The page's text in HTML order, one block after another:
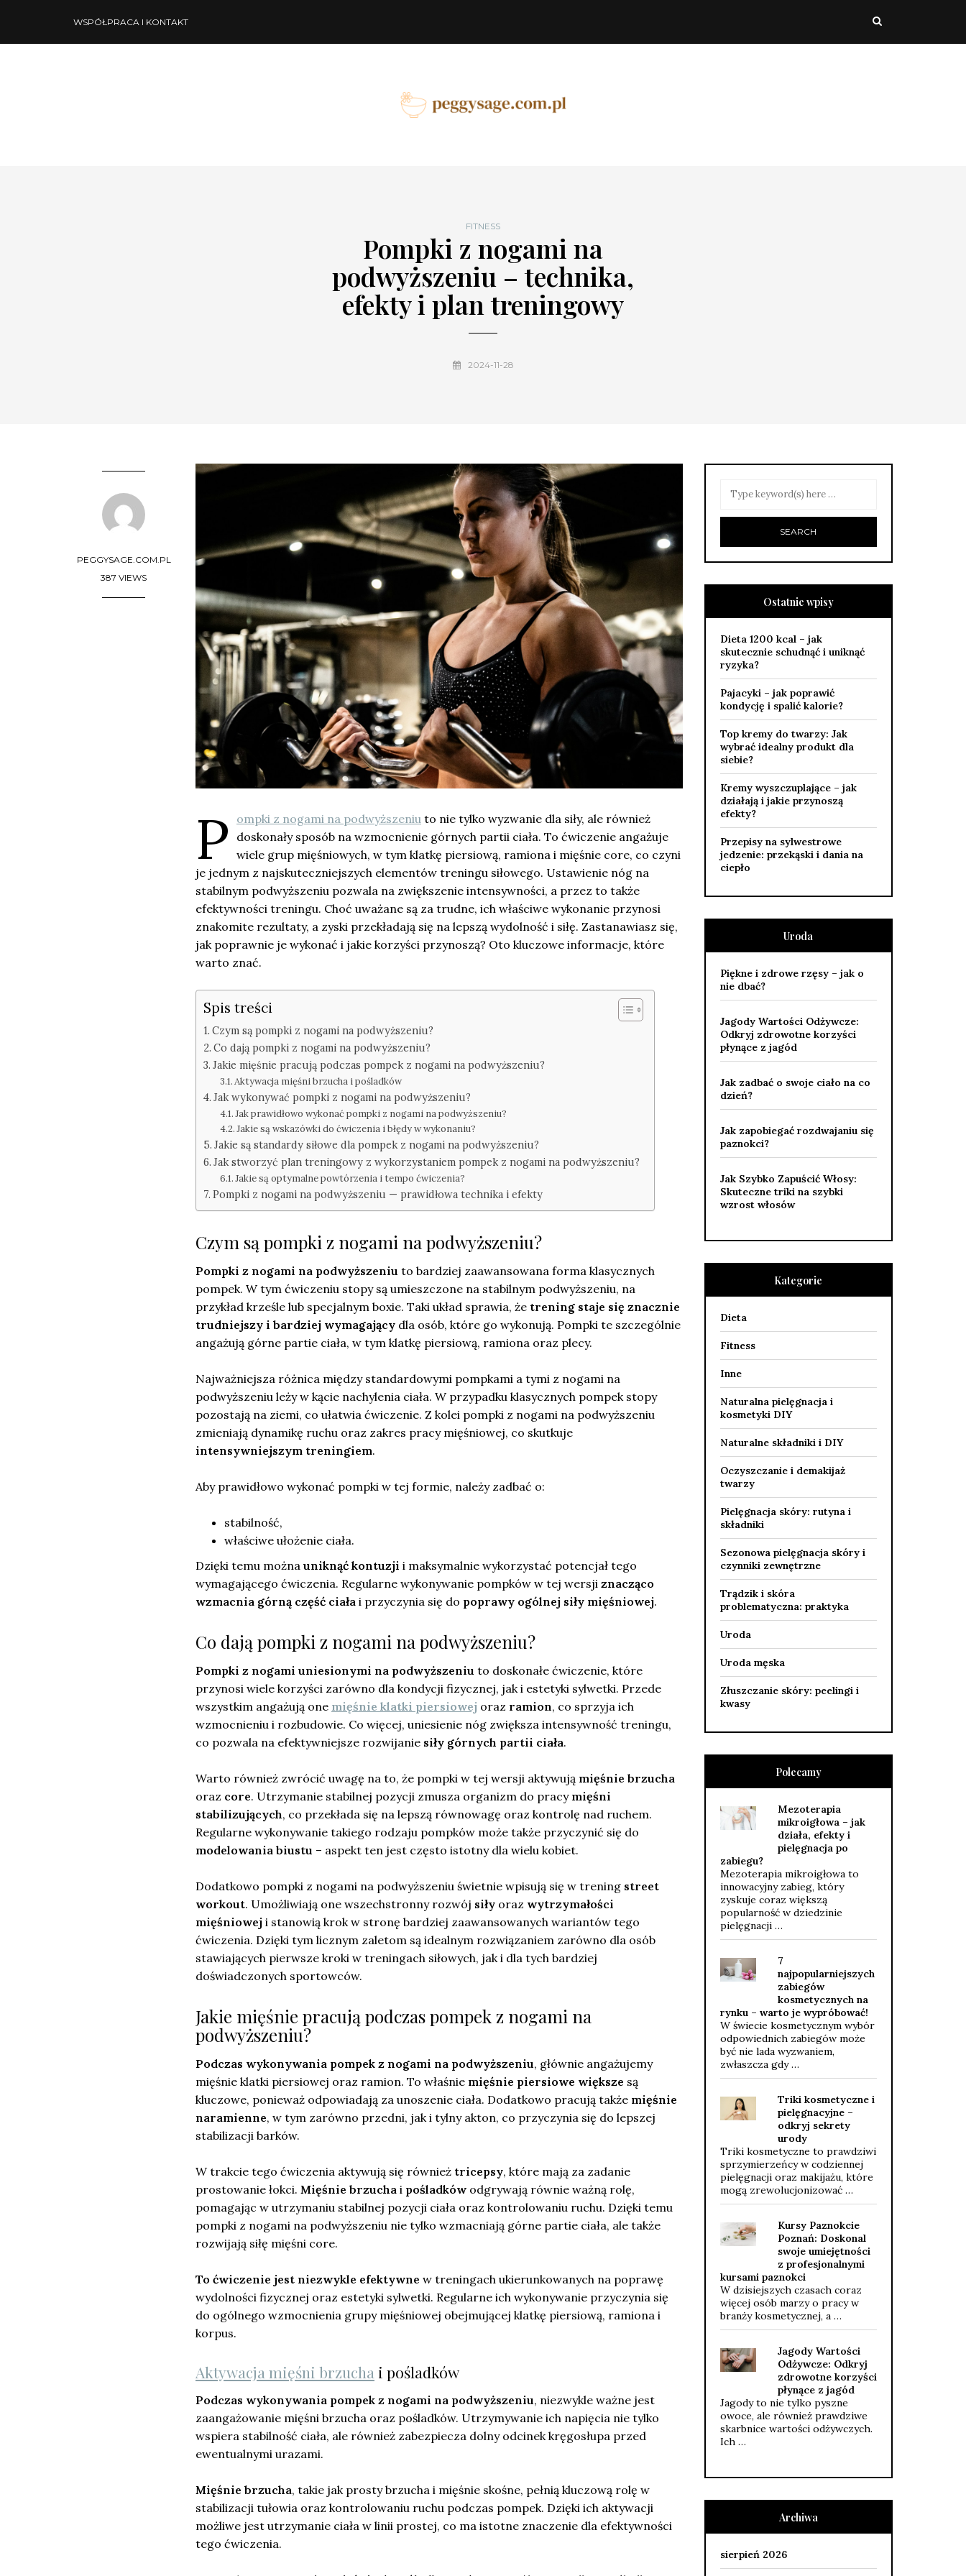
WSPÓŁPRACA I KONTAKT
FITNESS
Pompki z nogami na
podwyższeniu – technika,
efekty i plan treningowy
2024-11-28
PEGGYSAGE.COM.PL
387 VIEWS
P ompki z nogami na podwyższeniu to nie tylko wyzwanie dla siły, ale również
doskonały sposób na wzmocnienie górnych partii ciała. To ćwiczenie angażuje
wiele grup mięśniowych, w tym klatkę piersiową, ramiona i mięśnie core, co czyni
je jednym z najskuteczniejszych elementów treningu siłowego. Ustawienie nóg na
stabilnym podwyższeniu pozwala na zwiększenie intensywności, a przez to także
efektywności treningu. Choć uważane są za trudne, ich właściwe wykonanie przynosi
znakomite rezultaty, a zyski przekładają się na lepszą wydolność i siłę. Zastanawiasz się,
jak poprawnie je wykonać i jakie korzyści przynoszą? Oto kluczowe informacje, które
warto znać.
Spis treści
Czym są pompki z nogami na podwyższeniu?
Co dają pompki z nogami na podwyższeniu?
Jakie mięśnie pracują podczas pompek z nogami na podwyższeniu?
Aktywacja mięśni brzucha i pośladków
Jak wykonywać pompki z nogami na podwyższeniu?
Jak prawidłowo wykonać pompki z nogami na podwyższeniu?
Jakie są wskazówki do ćwiczenia i błędy w wykonaniu?
Jakie są standardy siłowe dla pompek z nogami na podwyższeniu?
Jak stworzyć plan treningowy z wykorzystaniem pompek z nogami na podwyższeniu?
Jakie są optymalne powtórzenia i tempo ćwiczenia?
Pompki z nogami na podwyższeniu — prawidłowa technika i efekty
Czym są pompki z nogami na podwyższeniu?
Pompki z nogami na podwyższeniu to bardziej zaawansowana forma klasycznych
pompek. W tym ćwiczeniu stopy są umieszczone na stabilnym podwyższeniu, na
przykład krześle lub specjalnym boxie. Taki układ sprawia, że trening staje się znacznie
trudniejszy i bardziej wymagający dla osób, które go wykonują. Pompki te szczególnie
angażują górne partie ciała, w tym klatkę piersiową, ramiona oraz plecy.
Najważniejsza różnica między standardowymi pompkami a tymi z nogami na
podwyższeniu leży w kącie nachylenia ciała. W przypadku klasycznych pompek stopy
pozostają na ziemi, co ułatwia ćwiczenie. Z kolei pompki z nogami na podwyższeniu
zmieniają dynamikę ruchu oraz zakres pracy mięśniowej, co skutkuje
intensywniejszym treningiem.
Aby prawidłowo wykonać pompki w tej formie, należy zadbać o:
stabilność,
właściwe ułożenie ciała.
Dzięki temu można uniknąć kontuzji i maksymalnie wykorzystać potencjał tego
wymagającego ćwiczenia. Regularne wykonywanie pompków w tej wersji znacząco
wzmacnia górną część ciała i przyczynia się do poprawy ogólnej siły mięśniowej.
Co dają pompki z nogami na podwyższeniu?
Pompki z nogami uniesionymi na podwyższeniu to doskonałe ćwiczenie, które
przynosi wiele korzyści zarówno dla kondycji fizycznej, jak i estetyki sylwetki. Przede
wszystkim angażują one mięśnie klatki piersiowej oraz ramion, co sprzyja ich
wzmocnieniu i rozbudowie. Co więcej, uniesienie nóg zwiększa intensywność treningu,
co pozwala na efektywniejsze rozwijanie siły górnych partii ciała.
Warto również zwrócić uwagę na to, że pompki w tej wersji aktywują mięśnie brzucha
oraz core. Utrzymanie stabilnej pozycji zmusza organizm do pracy mięśni
stabilizujących, co przekłada się na lepszą równowagę oraz kontrolę nad ruchem.
Regularne wykonywanie takiego rodzaju pompków może także przyczynić się do
modelowania biustu – aspekt ten jest często istotny dla wielu kobiet.
Dodatkowo pompki z nogami na podwyższeniu świetnie wpisują się w trening street
workout. Umożliwiają one wszechstronny rozwój siły oraz wytrzymałości
mięśniowej i stanowią krok w stronę bardziej zaawansowanych wariantów tego
ćwiczenia. Dzięki tym licznym zaletom są idealnym rozwiązaniem zarówno dla osób
stawiających pierwsze kroki w treningach siłowych, jak i dla tych bardziej
doświadczonych sportowców.
Jakie mięśnie pracują podczas pompek z nogami na
podwyższeniu?
Podczas wykonywania pompek z nogami na podwyższeniu, głównie angażujemy
mięśnie klatki piersiowej oraz ramion. To właśnie mięśnie piersiowe większe są
kluczowe, ponieważ odpowiadają za unoszenie ciała. Dodatkowo pracują także mięśnie
naramienne, w tym zarówno przedni, jak i tylny akton, co przyczynia się do lepszej
stabilizacji barków.
W trakcie tego ćwiczenia aktywują się również tricepsy, które mają za zadanie
prostowanie łokci. Mięśnie brzucha i pośladków odgrywają równie ważną rolę,
pomagając w utrzymaniu stabilnej pozycji ciała oraz kontrolowaniu ruchu. Dzięki temu
pompki z nogami na podwyższeniu nie tylko wzmacniają górne partie ciała, ale także
rozwijają siłę mięśni core.
To ćwiczenie jest niezwykle efektywne w treningach ukierunkowanych na poprawę
wydolności fizycznej oraz estetyki sylwetki. Regularne ich wykonywanie przyczynia się
do ogólnego wzmocnienia grupy mięśniowej obejmującej klatkę piersiową, ramiona i
korpus.
Aktywacja mięśni brzucha i pośladków
Podczas wykonywania pompek z nogami na podwyższeniu, niezwykle ważne jest
zaangażowanie mięśni brzucha oraz pośladków. Utrzymywanie ich napięcia nie tylko
wspiera stabilność ciała, ale również zabezpiecza dolny odcinek kręgosłupa przed
ewentualnymi urazami.
Mięśnie brzucha, takie jak prosty brzucha i mięśnie skośne, pełnią kluczową rolę w
stabilizacji tułowia oraz kontrolowaniu ruchu podczas pompek. Dzięki ich aktywacji
możliwe jest utrzymanie ciała w linii prostej, co ma istotne znaczenie dla efektywności
tego ćwiczenia.
Ostatnie wpisy
Dieta 1200 kcal – jak
skutecznie schudnąć i uniknąć
ryzyka?
Pajacyki – jak poprawić
kondycję i spalić kalorie?
Top kremy do twarzy: Jak
wybrać idealny produkt dla
siebie?
Kremy wyszczuplające – jak
działają i jakie przynoszą
efekty?
Przepisy na sylwestrowe
jedzenie: przekąski i dania na
ciepło
Uroda
Piękne i zdrowe rzęsy – jak o
nie dbać?
Jagody Wartości Odżywcze:
Odkryj zdrowotne korzyści
płynące z jagód
Jak zadbać o swoje ciało na co
dzień?
Jak zapobiegać rozdwajaniu się
paznokci?
Jak Szybko Zapuścić Włosy:
Skuteczne triki na szybki
wzrost włosów
Kategorie
Dieta
Fitness
Inne
Naturalna pielęgnacja i
kosmetyki DIY
Naturalne składniki i DIY
Oczyszczanie i demakijaż
twarzy
Pielęgnacja skóry: rutyna i
składniki
Sezonowa pielęgnacja skóry i
czynniki zewnętrzne
Trądzik i skóra
problematyczna: praktyka
Uroda
Uroda męska
Złuszczanie skóry: peelingi i
kwasy
Polecamy
Mezoterapia
mikroigłowa – jak
działa, efekty i
pielęgnacja po
zabiegu?
Mezoterapia mikroigłowa to
innowacyjny zabieg, który
zyskuje coraz większą
popularność w dziedzinie
pielęgnacji …
7
najpopularniejszych
zabiegów
kosmetycznych na
rynku – warto je wypróbować!
W świecie kosmetycznym wybór
odpowiednich zabiegów może
być nie lada wyzwaniem,
zwłaszcza gdy …
Triki kosmetyczne i
pielęgnacyjne –
odkryj sekrety
urody
Triki kosmetyczne to prawdziwi
sprzymierzeńcy w codziennej
pielęgnacji oraz makijażu, które
mogą zrewolucjonizować …
Kursy Paznokcie
Poznań: Doskonal
swoje umiejętności
z profesjonalnymi
kursami paznokci
W dzisiejszych czasach coraz
więcej osób marzy o pracy w
branży kosmetycznej, a …
Jagody Wartości
Odżywcze: Odkryj
zdrowotne korzyści
płynące z jagód
Jagody to nie tylko pyszne
owoce, ale również prawdziwe
skarbnice wartości odżywczych.
Ich …
Archiwa
sierpień 2026